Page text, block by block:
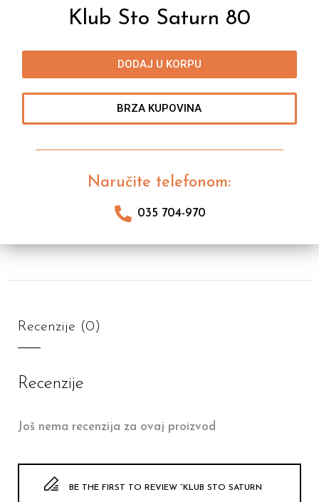
Klub Sto Saturn 80
DODAJ U KORPU
BRZA KUPOVINA
Naručite telefonom:
035 704-970
Recenzije (0)
Recenzije
Još nema recenzija za ovaj proizvod
BE THE FIRST TO REVIEW “KLUB STO SATURN